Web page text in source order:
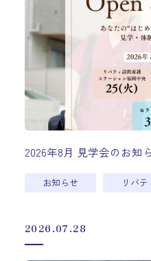
2026年8月 見学会のお知
お知らせ リバ
2026.07.28